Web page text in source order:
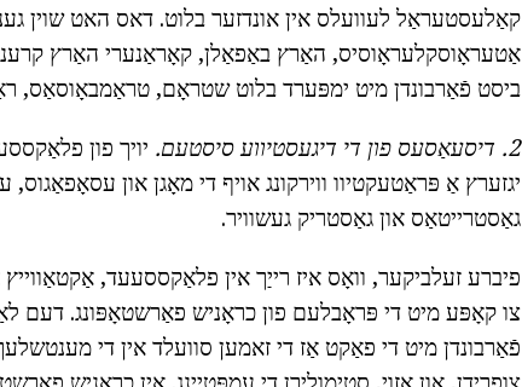
קאַלעסטעראַל לעוועלס אין אונדזער בלוט. דאס האט שוין
אַטעראָוסקלעראָוסיס, האַרץ באַפאַלן, קאָראַנערי האַרץ
ביסט פֿאַרבונדן מיט ימפּערד בלוט שטראָם, טראַמבאָוסאַס,
2. דיסעאַסעס פון די דיגעסטיווע סיסטעם.
יויך פון
יגזערץ אַ פּראַטעקטיוו ווירקונג אויף די מאָגן און
גאַסטרייטאַס און גאַסטריק געשוויר.
פיברע זעלביקער, וואָס איז רייַך אין פלאַקססעעד,
צו קאָפּע מיט די פּראָבלעם פון כראָניש פאַרשטאָפּונג. דעם
פֿאַרבונדן מיט די פאַקט אַז די זאמען סוועלד אין די